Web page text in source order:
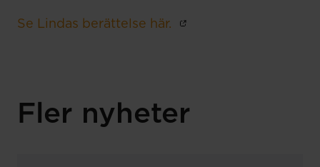
Se Lindas berättelse här.
Fler nyheter